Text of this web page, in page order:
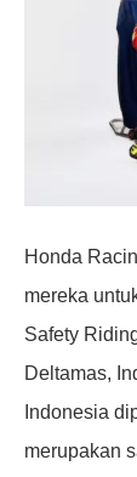
Honda
mereka
Safety
Deltamas,
Indonesia
merupakan